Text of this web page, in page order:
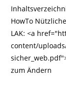
HowTo
LAK: <a
content/
zum Ändern